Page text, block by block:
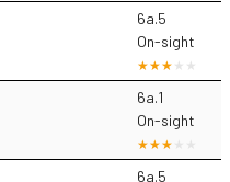
6a.5
On-sight
6a.1
On-sight
6a.5